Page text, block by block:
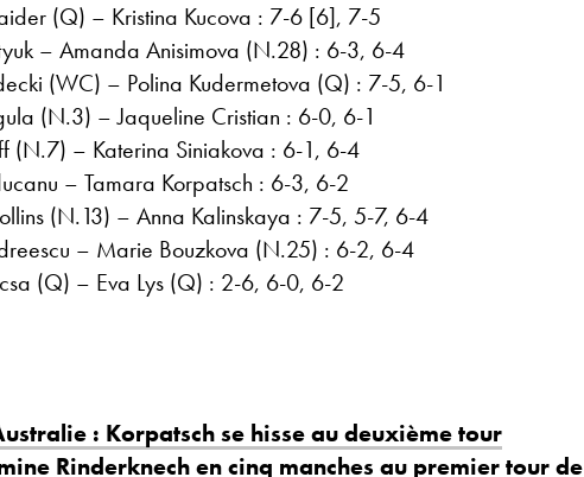
(Q) – Kristina Kucova : 7-6 [6], 7-5
– Amanda Anisimova (N.28) : 6-3, 6-4
(WC) – Polina Kudermetova (Q) : 7-5, 6-1
(N.3) – Jaqueline Cristian : 6-0, 6-1
(N.7) – Katerina Siniakova : 6-1, 6-4
– Tamara Korpatsch : 6-3, 6-2
(N.13) – Anna Kalinskaya : 7-5, 5-7, 6-4
– Marie Bouzkova (N.25) : 6-2, 6-4
(Q) – Eva Lys (Q) : 2-6, 6-0, 6-2
: Korpatsch se hisse au deuxième tour
Rinderknech en cinq manches au premier tour de